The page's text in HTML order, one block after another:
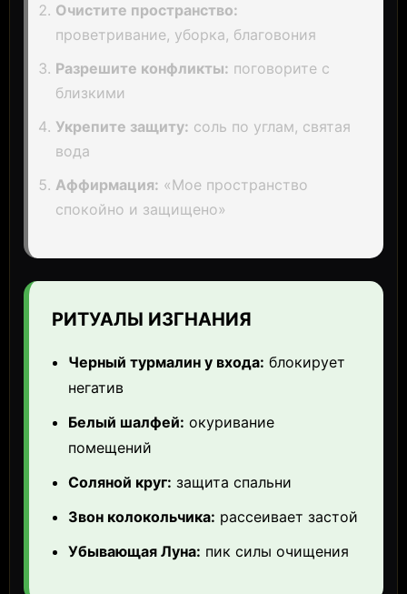
Очистите пространство:
проветривание, уборка, благовония
Разрешите конфликты: поговорите с
близкими
Укрепите защиту: соль по углам, святая
вода
Аффирмация: «Мое пространство
спокойно и защищено»
РИТУАЛЫ ИЗГНАНИЯ
Черный турмалин у входа: блокирует
негатив
Белый шалфей: окуривание
помещений
Соляной круг: защита спальни
Звон колокольчика: рассеивает застой
Убывающая Луна: пик силы очищения